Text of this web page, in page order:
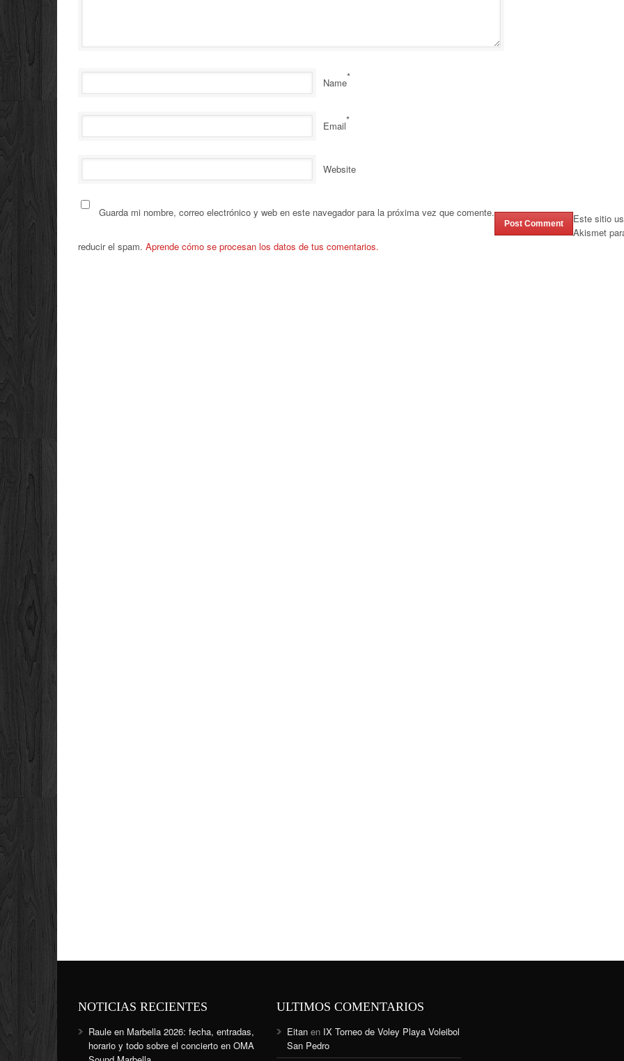
Name*
Email*
Website
Guarda mi nombre, correo electrónico y web en este navegador para la próxima vez que comente.
Este sitio
Akismet
reducir el spam. Aprende cómo se procesan los datos de tus comentarios.
NOTICIAS RECIENTES
Raule en Marbella 2026: fecha, entradas,
horario y todo sobre el concierto en OMA
ULTIMOS COMENTARIOS
Eitan en IX Torneo de Voley Playa Voleibol
San Pedro